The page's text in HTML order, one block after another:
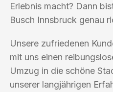
Erlebnis macht? Dann
Busch Innsbruck genau
Unsere zufriedenen
mit uns einen
Umzug in die schöne
unserer langjährigen